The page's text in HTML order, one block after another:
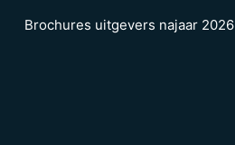
Brochures uitgevers najaar 2026